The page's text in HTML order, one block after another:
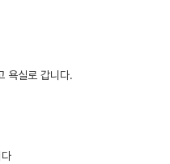
욕실로 갑니다.